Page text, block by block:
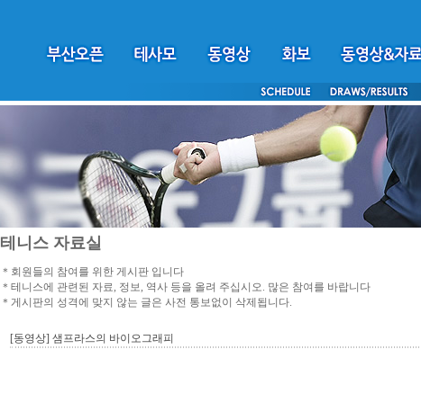
테니스 자료실
＊회원들의 참여를 위한 게시판 입니다
＊테니스에 관련된 자료, 정보, 역사 등을 올려 주십시오. 많은 참여를 바랍니다
＊게시판의 성격에 맞지 않는 글은 사전 통보없이 삭제됩니다.
[동영상] 샘프라스의 바이오그래피